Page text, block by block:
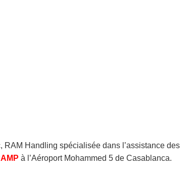
RAM Handling spécialisée dans l’assistance des
à l’Aéroport Mohammed 5 de Casablanca.